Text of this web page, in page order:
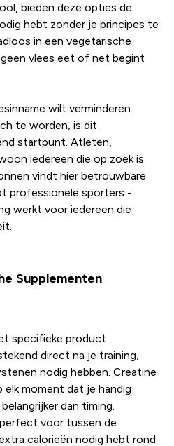
bieden deze opties de
hebt zonder je principes te
in een vegetarische
vlees eet of net begint
wilt verminderen
te worden, is dit
startpunt. Atleten,
iedereen die op zoek is
vindt hier betrouwbare
professionele sporters -
werkt voor iedereen die
Supplementen
specifieke product.
direct na je training,
nodig hebben. Creatine
elk moment dat je handig
dan timing.
perfect voor tussen de
calorieën nodig hebt rond